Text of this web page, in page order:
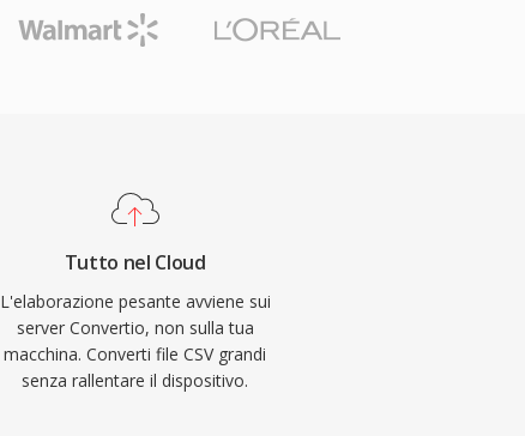
Tutto nel Cloud
L'elaborazione pesante avviene sui
server Convertio, non sulla tua
macchina. Converti file CSV grandi
senza rallentare il dispositivo.